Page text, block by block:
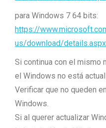
para Windows 7 64 bits:
https://
us/download/
Si continua con el mismo
el Windows no está
Verificar que no queden
Windows.
Si al querer actualizar